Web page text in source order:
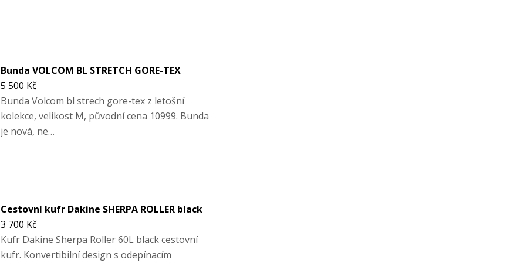
Bunda VOLCOM BL STRETCH GORE-TEX
5 500 Kč
Bunda Volcom bl strech gore-tex z letošní
kolekce, velikost M, původní cena 10999. Bunda
je nová, ne…
Cestovní kufr Dakine SHERPA ROLLER black
3 700 Kč
Kufr Dakine Sherpa Roller 60L black cestovní
kufr. Konvertibilní design s odepínacím